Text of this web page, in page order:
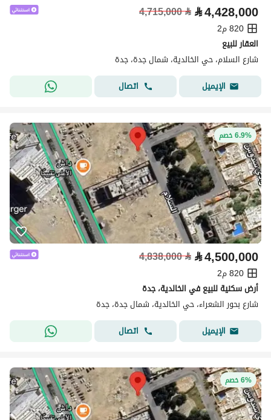
⃁4,428,000
⃁
4,715,000
820 م2
العقار للبيع
شارع السلام، حي الخالدية، شمال جدة، جدة
الإيميل
اتصال
6.9% خصم
⃁4,500,000
⃁
4,838,000
820 م2
أرض سكنية للبيع في الخالدية، جدة
شارع بحور الشعراء، حي الخالدية، شمال جدة، جدة
الإيميل
اتصال
6% خصم